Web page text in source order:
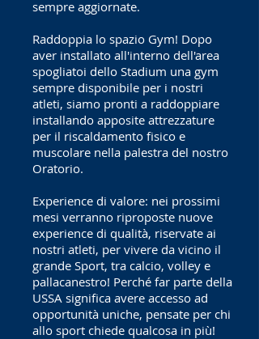
sempre aggiornate.
Raddoppia lo spazio Gym! Dopo
aver installato all'interno dell'area
spogliatoi dello Stadium una gym
sempre disponibile per i nostri
atleti, siamo pronti a raddoppiare
installando apposite attrezzature
per il riscaldamento fisico e
muscolare nella palestra del nostro
Oratorio.
Experience di valore: nei prossimi
mesi verranno riproposte nuove
experience di qualità, riservate ai
nostri atleti, per vivere da vicino il
grande Sport, tra calcio, volley e
pallacanestro! Perché far parte della
USSA significa avere accesso ad
opportunità uniche, pensate per chi
allo sport chiede qualcosa in più!